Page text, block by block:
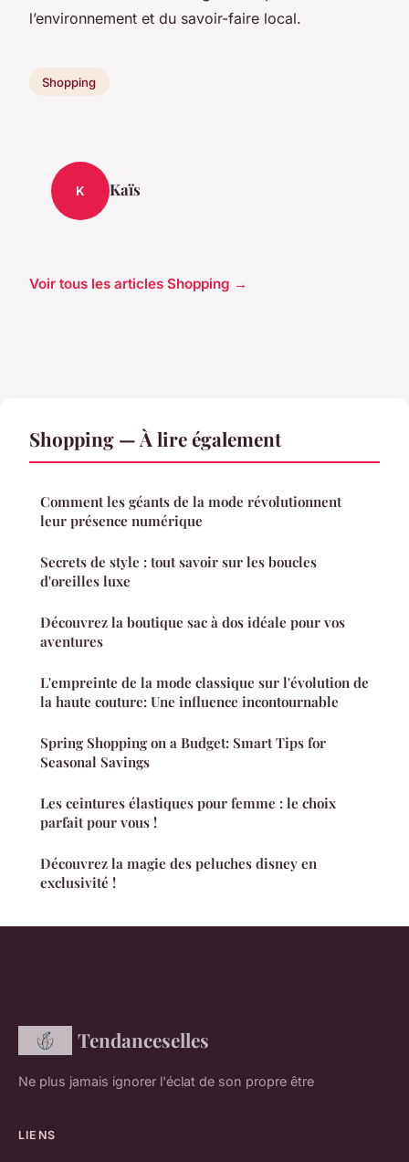
l’environnement et du savoir-faire local.
Shopping
K Kaïs
Voir tous les articles Shopping →
Shopping — À lire également
Comment les géants de la mode révolutionnent
leur présence numérique
Secrets de style : tout savoir sur les boucles
d'oreilles luxe
Découvrez la boutique sac à dos idéale pour vos
aventures
L'empreinte de la mode classique sur l'évolution de
la haute couture: Une influence incontournable
Spring Shopping on a Budget: Smart Tips for
Seasonal Savings
Les ceintures élastiques pour femme : le choix
parfait pour vous !
Découvrez la magie des peluches disney en
exclusivité !
Tendanceselles
Ne plus jamais ignorer l'éclat de son propre être
LIENS